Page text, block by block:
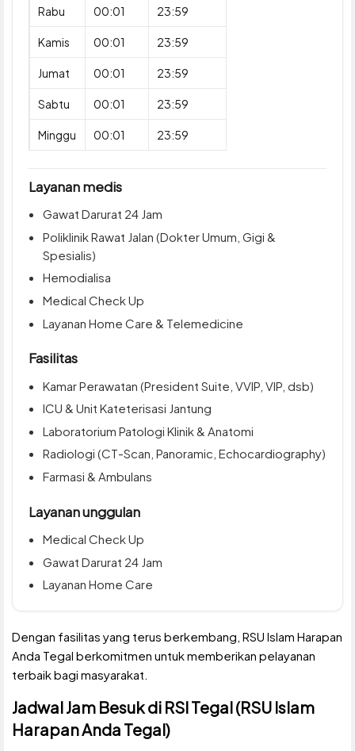
Rabu 00:01 23:59
Kamis 00:01 23:59
Jumat 00:01 23:59
Sabtu 00:01 23:59
Minggu 00:01 23:59
Layanan medis
Gawat Darurat 24 Jam
Poliklinik Rawat Jalan (Dokter Umum, Gigi &
Spesialis)
Hemodialisa
Medical Check Up
Layanan Home Care & Telemedicine
Fasilitas
Kamar Perawatan (President Suite, VVIP, VIP, dsb)
ICU & Unit Kateterisasi Jantung
Laboratorium Patologi Klinik & Anatomi
Radiologi (CT-Scan, Panoramic, Echocardiography)
Farmasi & Ambulans
Layanan unggulan
Medical Check Up
Gawat Darurat 24 Jam
Layanan Home Care
Dengan fasilitas yang terus berkembang, RSU Islam Harapan
Anda Tegal berkomitmen untuk memberikan pelayanan
terbaik bagi masyarakat.
Jadwal Jam Besuk di RSI Tegal (RSU Islam
Harapan Anda Tegal)